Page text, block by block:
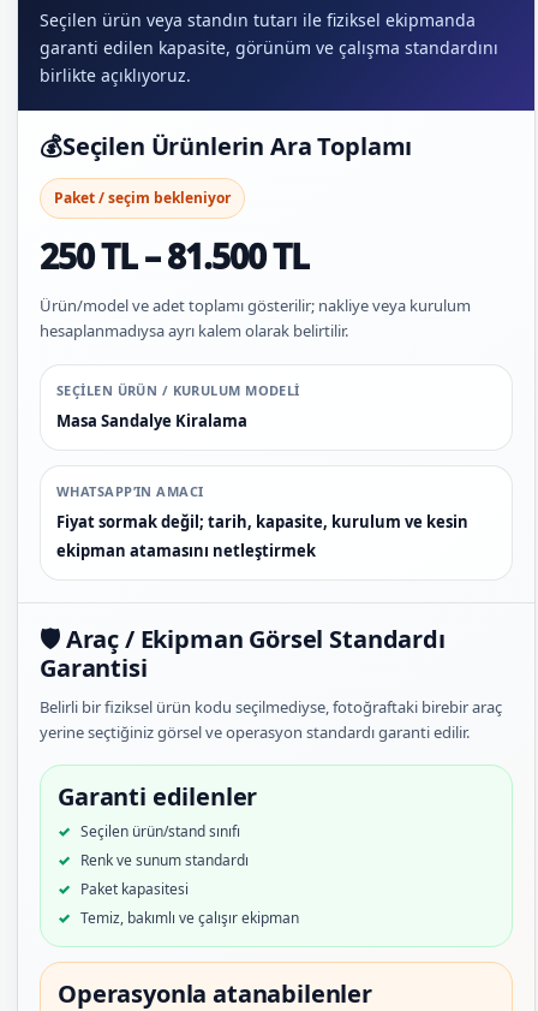
Seçilen ürün veya standın tutarı ile fiziksel ekipmanda
garanti edilen kapasite, görünüm ve çalışma standardını
birlikte açıklıyoruz.
💰Seçilen Ürünlerin Ara Toplamı
Paket / seçim bekleniyor
250 TL – 81.500 TL
Ürün/model ve adet toplamı gösterilir; nakliye veya kurulum
hesaplanmadıysa ayrı kalem olarak belirtilir.
SEÇILEN ÜRÜN / KURULUM MODELI
Masa Sandalye Kiralama
WHATSAPP’IN AMACI
Fiyat sormak değil; tarih, kapasite, kurulum ve kesin
ekipman atamasını netleştirmek
🛡️ Araç / Ekipman Görsel Standardı
Garantisi
Belirli bir fiziksel ürün kodu seçilmediyse, fotoğraftaki birebir araç
yerine seçtiğiniz görsel ve operasyon standardı garanti edilir.
Garanti edilenler
Seçilen ürün/stand sınıfı
Renk ve sunum standardı
Paket kapasitesi
Temiz, bakımlı ve çalışır ekipman
Operasyonla atanabilenler